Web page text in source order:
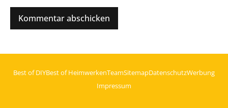
Best of DIYBest of HeimwerkenTeamSitemapDatenschutzWerbung
Impressum